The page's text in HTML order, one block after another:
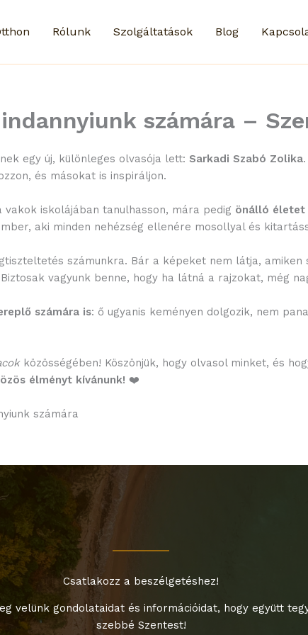
Rólunk Szolgáltatások Blog
számára –
egy új, különleges olvasója lett: Sarkadi Szabó Zolika
és másokat is inspiráljon.
iskolájában tanulhasson, mára pedig önálló életet
aki minden nehézség ellenére mosollyal és
számunkra. Bár a képeket nem látja,
vagyunk benne, hogy ha látná a rajzokat, még
számára is: ő ugyanis keményen dolgozik, nem
közösségében! Köszönjük, hogy olvasol minket, és
élményt kívánunk! ❤️
számára
Csatlakozz a beszélgetéshez!
velünk gondolataidat és információidat, hogy együtt
szebbé Szentest!